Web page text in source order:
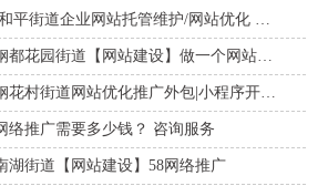
络推广需要多少钱？ 咨询服务
湖街道【网站建设】58网络推广